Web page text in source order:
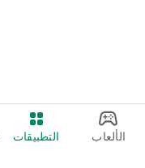
الألعاب التطبيقات